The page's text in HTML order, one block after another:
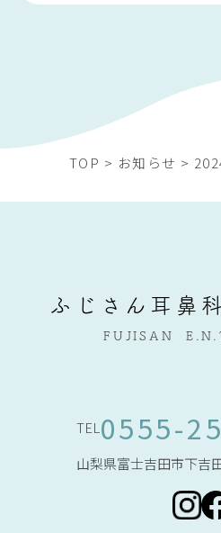
TOP > お知らせ >
ふじさん耳鼻
FUJISAN
TEL 0555-
山梨県富士吉田市下吉